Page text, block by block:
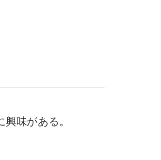
味がある。